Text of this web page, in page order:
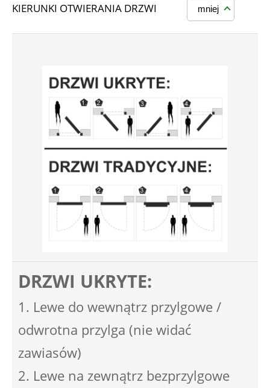
KIERUNKI OTWIERANIA DRZWI mniej
DRZWI UKRYTE:
1. Lewe do wewnątrz przylgowe /
odwrotna przylga (nie widać
zawiasów)
2. Lewe na zewnątrz bezprzylgowe